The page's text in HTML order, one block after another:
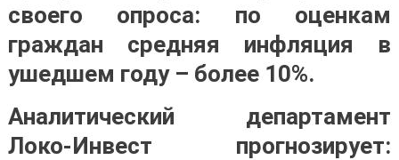
своего опроса: по оценкам
граждан средняя инфляция в
ушедшем году – более 10%.
Аналитический департамент
Локо-Инвест прогнозирует: